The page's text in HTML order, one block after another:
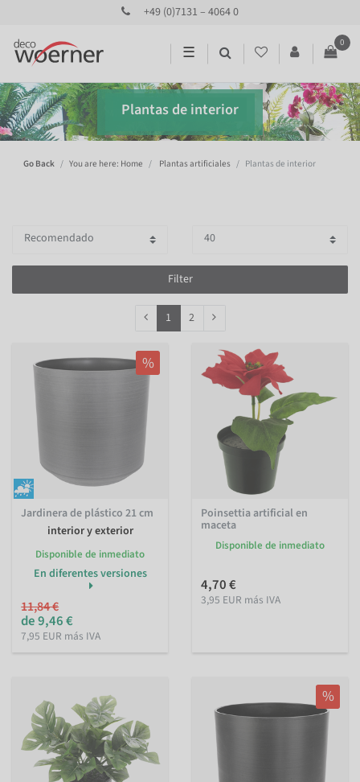
+49 (0)7131 – 4064 0
☰
0
Plantas de interior
Go Back You are here: Home Plantas artificiales Plantas de interior
Filter
1 2
%
Jardinera de plástico 21 cm
interior y exterior
Disponible de inmediato
En diferentes versiones
11,84 €
de 9,46 €
7,95 EUR más IVA
Poinsettia artificial en
maceta
Disponible de inmediato
4,70 €
3,95 EUR más IVA
%